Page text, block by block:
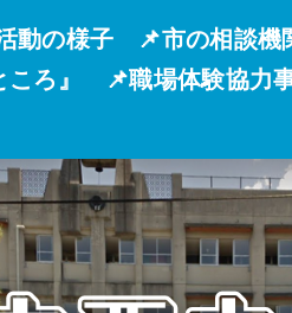
動の様子 📌市の相談機
ろ』
📌職場体験協力